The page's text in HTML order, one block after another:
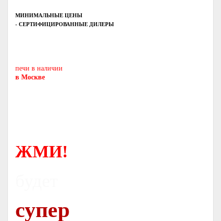
МИНИМАЛЬНЫЕ ЦЕНЫ
- СЕРТИФИЦИРОВАННЫЕ ДИЛЕРЫ
печи в наличии
в Москве
ЖМИ!
супер